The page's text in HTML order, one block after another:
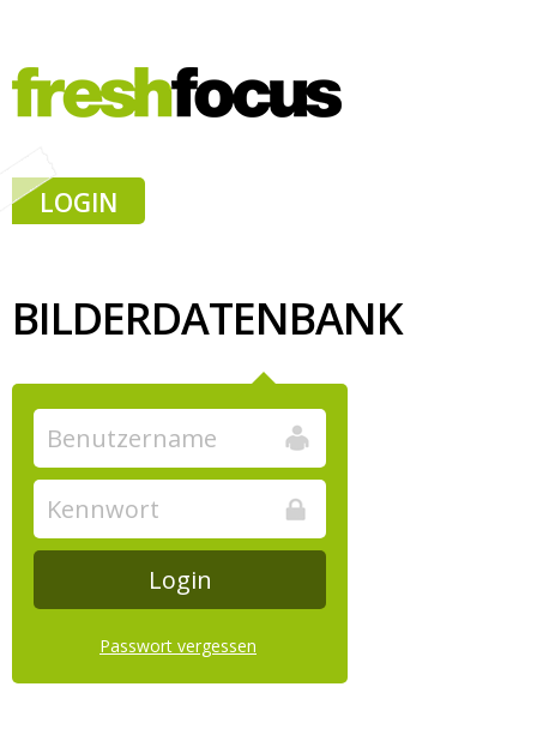
LOGIN
BILDERDATENBANK
Passwort vergessen